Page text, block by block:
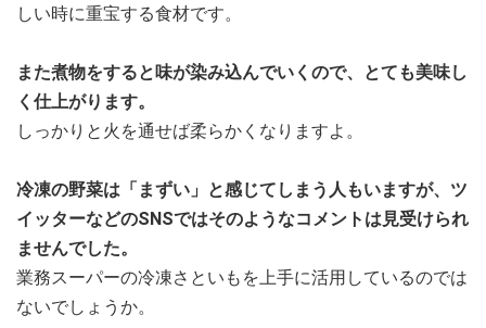
しい時に重宝する食材です。
また煮物をすると味が染み込んでいくので、とても美味し
く仕上がります。
しっかりと火を通せば柔らかくなりますよ。
冷凍の野菜は「まずい」と感じてしまう人もいますが、ツ
イッターなどのSNSではそのようなコメントは見受けられ
ませんでした。
業務スーパーの冷凍さといもを上手に活用しているのでは
ないでしょうか。